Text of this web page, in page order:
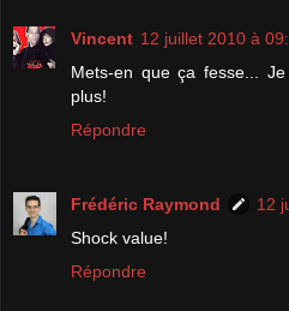
Vincent 12 juillet 2010 à
Mets-en que ça fesse...
plus!
Répondre
Frédéric Raymond
12
Shock value!
Répondre